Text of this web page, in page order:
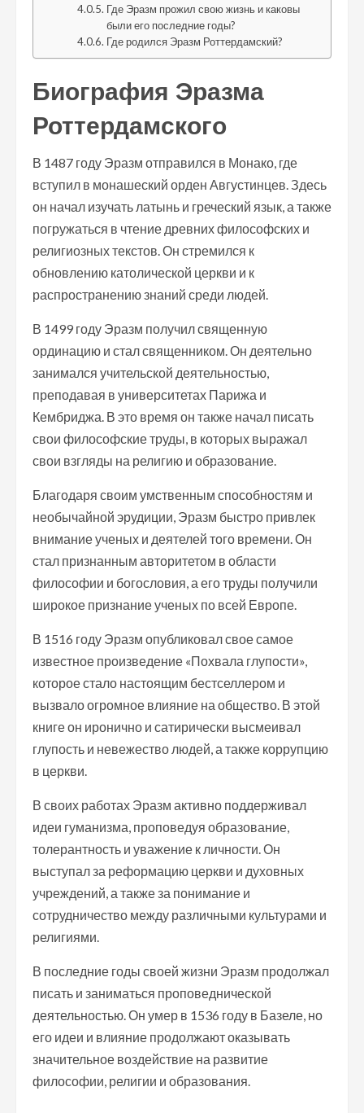
Где Эразм прожил свою жизнь и каковы
были его последние годы?
Где родился Эразм Роттердамский?
Биография Эразма
Роттердамского
В 1487 году Эразм отправился в Монако, где
вступил в монашеский орден Августинцев. Здесь
он начал изучать латынь и греческий язык, а также
погружаться в чтение древних философских и
религиозных текстов. Он стремился к
обновлению католической церкви и к
распространению знаний среди людей.
В 1499 году Эразм получил священную
ординацию и стал священником. Он деятельно
занимался учительской деятельностью,
преподавая в университетах Парижа и
Кембриджа. В это время он также начал писать
свои философские труды, в которых выражал
свои взгляды на религию и образование.
Благодаря своим умственным способностям и
необычайной эрудиции, Эразм быстро привлек
внимание ученых и деятелей того времени. Он
стал признанным авторитетом в области
философии и богословия, а его труды получили
широкое признание ученых по всей Европе.
В 1516 году Эразм опубликовал свое самое
известное произведение «Похвала глупости»,
которое стало настоящим бестселлером и
вызвало огромное влияние на общество. В этой
книге он иронично и сатирически высмеивал
глупость и невежество людей, а также коррупцию
в церкви.
В своих работах Эразм активно поддерживал
идеи гуманизма, проповедуя образование,
толерантность и уважение к личности. Он
выступал за реформацию церкви и духовных
учреждений, а также за понимание и
сотрудничество между различными культурами и
религиями.
В последние годы своей жизни Эразм продолжал
писать и заниматься проповеднической
деятельностью. Он умер в 1536 году в Базеле, но
его идеи и влияние продолжают оказывать
значительное воздействие на развитие
философии, религии и образования.